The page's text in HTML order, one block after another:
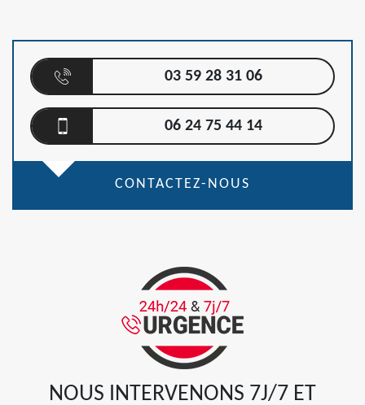
03 59 28 31 06
06 24 75 44 14
CONTACTEZ-NOUS
NOUS INTERVENONS 7J/7 ET